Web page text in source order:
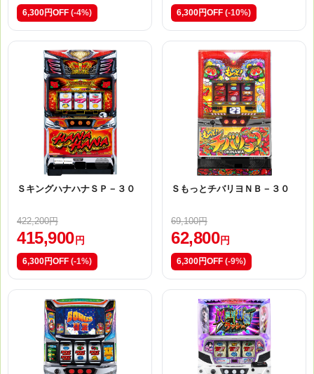
6,300円OFF (-4%) 6,300円OFF (-10%)
ＳキングハナハナＳＰ－３０
422,200円
415,900 円
6,300円OFF (-1%)
ＳもっとチバリヨＮＢ－３０
69,100円
62,800 円
6,300円OFF (-9%)